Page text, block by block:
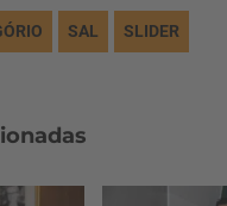
SAL SLIDER